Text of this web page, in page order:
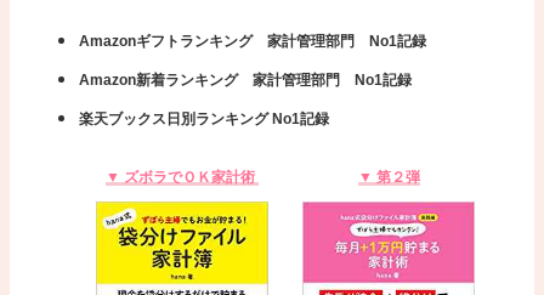
Amazonギフトランキング 家計管理部門 No1記録
Amazon新着ランキング 家計管理部門 No1記録
楽天ブックス日別ランキング No1記録
▼ ズボラでＯＫ家計術 ▼ 第２弾